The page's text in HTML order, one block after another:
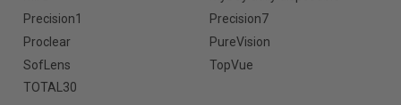
Precision1
Precision7
Proclear
PureVision
SofLens
TopVue
TOTAL30